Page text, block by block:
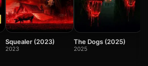
Squealer (2023)
2023
The Dogs (2025)
2025